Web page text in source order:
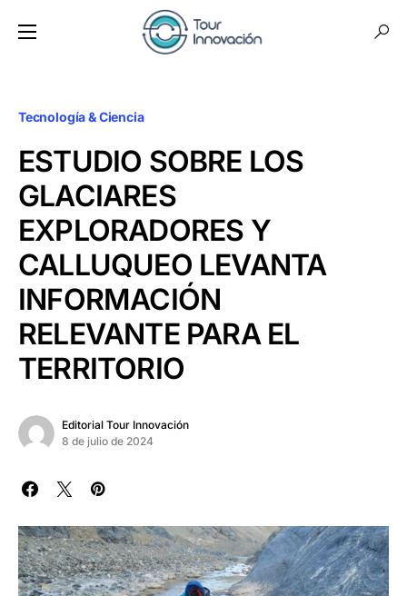
Tecnología & Ciencia
ESTUDIO SOBRE LOS
GLACIARES
EXPLORADORES Y
CALLUQUEO LEVANTA
INFORMACIÓN
RELEVANTE PARA EL
TERRITORIO
Editorial Tour Innovación
8 de julio de 2024